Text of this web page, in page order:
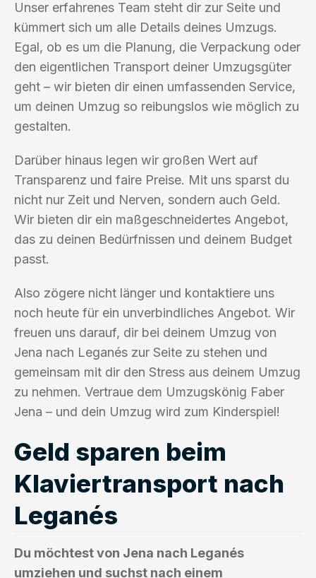
Unser erfahrenes Team steht dir zur Seite und
kümmert sich um alle Details deines Umzugs.
Egal, ob es um die Planung, die Verpackung oder
den eigentlichen Transport deiner Umzugsgüter
geht – wir bieten dir einen umfassenden Service,
um deinen Umzug so reibungslos wie möglich zu
gestalten.
Darüber hinaus legen wir großen Wert auf
Transparenz und faire Preise. Mit uns sparst du
nicht nur Zeit und Nerven, sondern auch Geld.
Wir bieten dir ein maßgeschneidertes Angebot,
das zu deinen Bedürfnissen und deinem Budget
passt.
Also zögere nicht länger und kontaktiere uns
noch heute für ein unverbindliches Angebot. Wir
freuen uns darauf, dir bei deinem Umzug von
Jena nach Leganés zur Seite zu stehen und
gemeinsam mit dir den Stress aus deinem Umzug
zu nehmen. Vertraue dem Umzugskönig Faber
Jena – und dein Umzug wird zum Kinderspiel!
Geld sparen beim
Klaviertransport nach
Leganés
Du möchtest von Jena nach Leganés
umziehen und suchst nach einem